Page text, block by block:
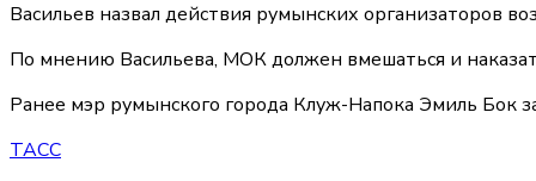
Васильев назвал действия румынских организаторов
По мнению Васильева, МОК должен вмешаться и
Ранее мэр румынского города Клуж-Напока Эмиль Бок
ТАСС